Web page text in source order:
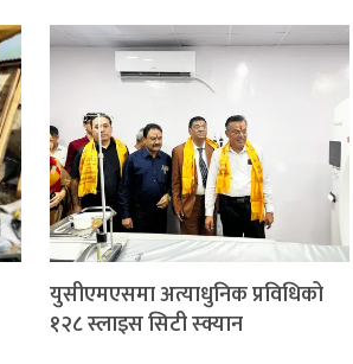
युसीएमएसमा अत्याधुनिक प्रविधिको
१२८ स्लाइस सिटी स्क्यान